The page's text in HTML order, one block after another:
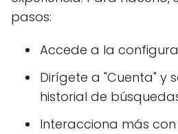
pasos:
Accede a la
Dirígete a "Cuenta" y
historial de
Interacciona más